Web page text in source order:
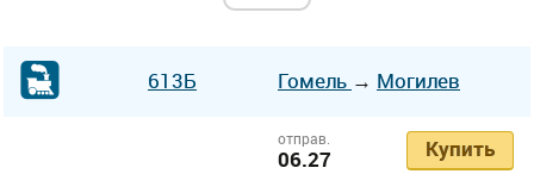
613Б Гомель → Могилев
отправ.
06.27 Купить